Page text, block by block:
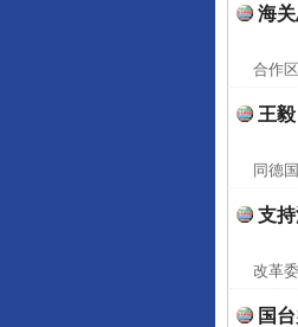
海
合作
王
同德
支
改革
国